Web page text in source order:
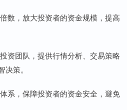
数，放大投资者的资金规模，提高
资团队，提供行情分析、交易策略
策。
系，保障投资者的资金安全，避免